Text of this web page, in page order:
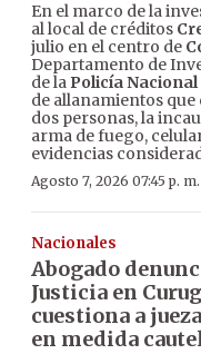
En el marco de la
al local de créditos
julio en el centro de
Departamento de
de la Policía Nacional
de allanamientos
dos personas, la
arma de fuego,
evidencias
Agosto 7, 2026 07:45 p. m.
Nacionales
Abogado
Justicia en
cuestiona a
en medida